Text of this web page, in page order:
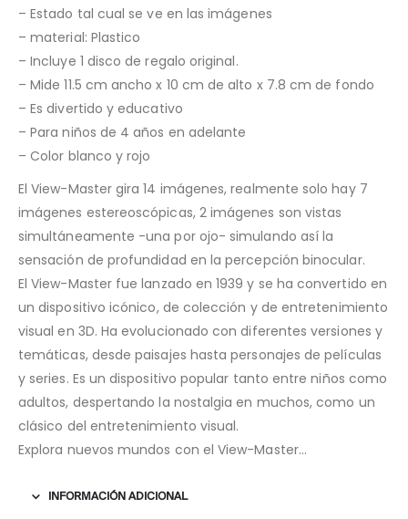
– Estado tal cual se ve en las imágenes
– material: Plastico
– Incluye 1 disco de regalo original.
– Mide 11.5 cm ancho x 10 cm de alto x 7.8 cm de fondo
– Es divertido y educativo
– Para niños de 4 años en adelante
– Color blanco y rojo
El View-Master gira 14 imágenes, realmente solo hay 7
imágenes estereoscópicas, 2 imágenes son vistas
simultáneamente -una por ojo- simulando así la
sensación de profundidad en la percepción binocular.
El View-Master fue lanzado en 1939 y se ha convertido en
un dispositivo icónico, de colección y de entretenimiento
visual en 3D. Ha evolucionado con diferentes versiones y
temáticas, desde paisajes hasta personajes de películas
y series. Es un dispositivo popular tanto entre niños como
adultos, despertando la nostalgia en muchos, como un
clásico del entretenimiento visual.
Explora nuevos mundos con el View-Master…
INFORMACIÓN ADICIONAL